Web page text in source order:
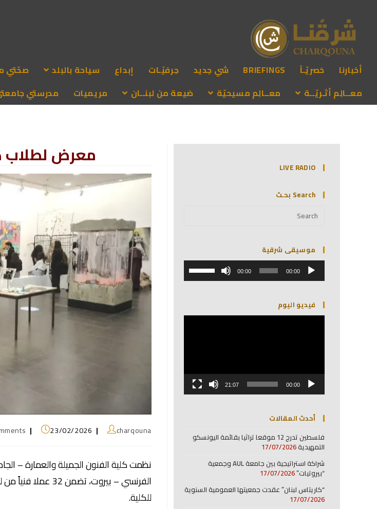
أخبارنا حَصريّـاً BRIEFINGS شي جديد حِرفيّـات إبداع سياحة بالبلد صحّتي
معــالِم أثـريّــة
معــالِم مسيحيّة ضيعة من لبنــان مريميات مدرستي
معرض لطلاب
charqouna
23/02/2026
للكلية.
LIVE RADIO
Search بحـث
موسيقى شرقية
مشغل
الصوت 00:00
00:00
مفاتيح
لزيادة
فيديو اليوم
مشغل
00:00
21:07
أحدث المقالات
فلسطين تدرج 12 موقعا تراثيا بقائمة اليونسكو
التمهيدية17/07/2026
شراكة استراتيجية بين جامعة AUL وجمعية
“بيروتيات”17/07/2026
“كاريتاس لبنان” عقدت جمعيتها العمومية السنوية
17/07/2026